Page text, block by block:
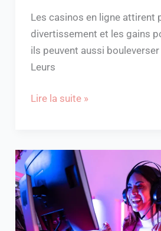
Les casinos en ligne attirent
divertissement et les gains
ils peuvent aussi
Leurs
Lire la suite »
Jeu
en
ligne
et
relaxation